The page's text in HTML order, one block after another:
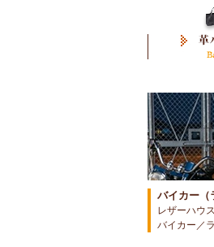
バイカー
レザーハウ
バイカー／